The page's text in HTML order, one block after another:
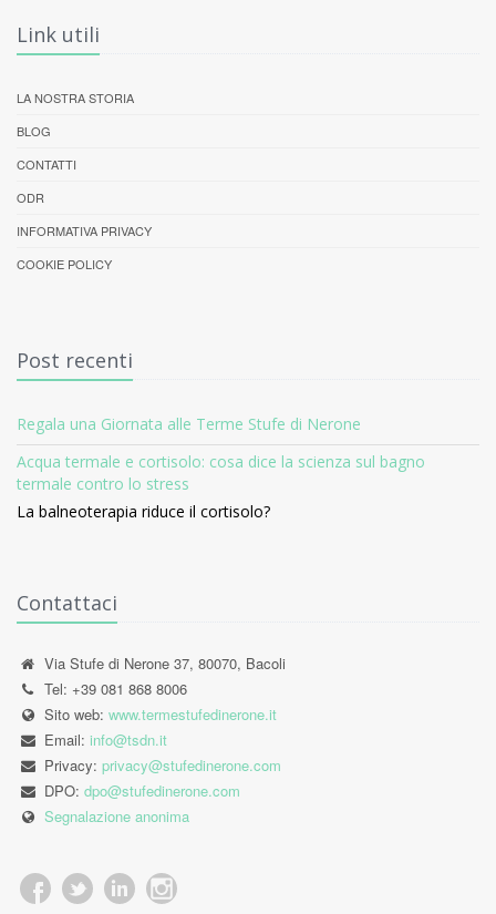
Link utili
LA NOSTRA STORIA
BLOG
CONTATTI
ODR
INFORMATIVA PRIVACY
COOKIE POLICY
Post recenti
Regala una Giornata alle Terme Stufe di Nerone
Acqua termale e cortisolo: cosa dice la scienza sul bagno
termale contro lo stress
La balneoterapia riduce il cortisolo?
Contattaci
Via Stufe di Nerone 37, 80070, Bacoli
Tel: +39 081 868 8006
Sito web: www.termestufedinerone.it
Email: info@tsdn.it
Privacy: privacy@stufedinerone.com
DPO: dpo@stufedinerone.com
Segnalazione anonima